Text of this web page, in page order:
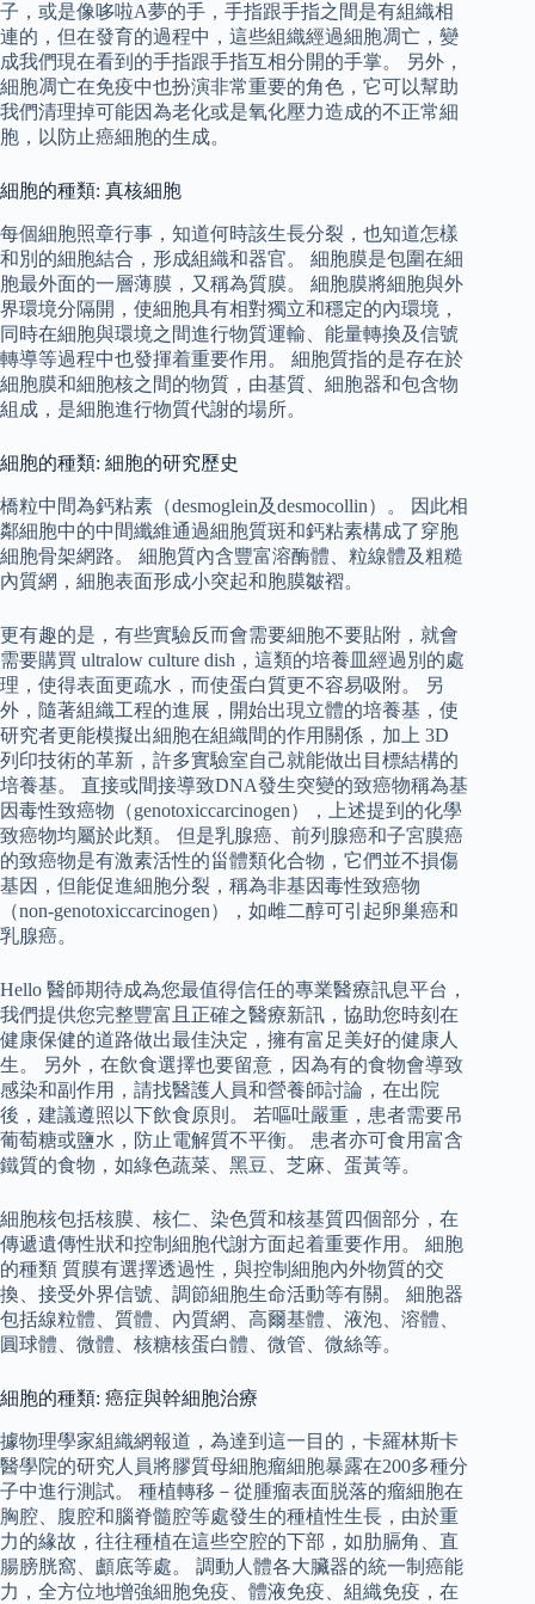
子，或是像哆啦A夢的手，手指跟手指之間是有組織相
連的，但在發育的過程中，這些組織經過細胞凋亡，變
成我們現在看到的手指跟手指互相分開的手掌。 另外，
細胞凋亡在免疫中也扮演非常重要的角色，它可以幫助
我們清理掉可能因為老化或是氧化壓力造成的不正常細
胞，以防止癌細胞的生成。
細胞的種類: 真核細胞
每個細胞照章行事，知道何時該生長分裂，也知道怎樣
和別的細胞結合，形成組織和器官。 細胞膜是包圍在細
胞最外面的一層薄膜，又稱為質膜。 細胞膜將細胞與外
界環境分隔開，使細胞具有相對獨立和穩定的內環境，
同時在細胞與環境之間進行物質運輸、能量轉換及信號
轉導等過程中也發揮着重要作用。 細胞質指的是存在於
細胞膜和細胞核之間的物質，由基質、細胞器和包含物
組成，是細胞進行物質代謝的場所。
細胞的種類: 細胞的研究歷史
橋粒中間為鈣粘素（desmoglein及desmocollin）。 因此相
鄰細胞中的中間纖維通過細胞質斑和鈣粘素構成了穿胞
細胞骨架網路。 細胞質內含豐富溶酶體、粒線體及粗糙
內質網，細胞表面形成小突起和胞膜皺褶。
更有趣的是，有些實驗反而會需要細胞不要貼附，就會
需要購買 ultralow culture dish，這類的培養皿經過別的處
理，使得表面更疏水，而使蛋白質更不容易吸附。 另
外，隨著組織工程的進展，開始出現立體的培養基，使
研究者更能模擬出細胞在組織間的作用關係，加上 3D
列印技術的革新，許多實驗室自己就能做出目標結構的
培養基。 直接或間接導致DNA發生突變的致癌物稱為基
因毒性致癌物（genotoxiccarcinogen），上述提到的化學
致癌物均屬於此類。 但是乳腺癌、前列腺癌和子宮膜癌
的致癌物是有激素活性的甾體類化合物，它們並不損傷
基因，但能促進細胞分裂，稱為非基因毒性致癌物
（non-genotoxiccarcinogen），如雌二醇可引起卵巢癌和
乳腺癌。
Hello 醫師期待成為您最值得信任的專業醫療訊息平台，
我們提供您完整豐富且正確之醫療新訊，協助您時刻在
健康保健的道路做出最佳決定，擁有富足美好的健康人
生。 另外，在飲食選擇也要留意，因為有的食物會導致
感染和副作用，請找醫護人員和營養師討論，在出院
後，建議遵照以下飲食原則。 若嘔吐嚴重，患者需要吊
葡萄糖或鹽水，防止電解質不平衡。 患者亦可食用富含
鐵質的食物，如綠色蔬菜、黑豆、芝麻、蛋黃等。
細胞核包括核膜、核仁、染色質和核基質四個部分，在
傳遞遺傳性狀和控制細胞代謝方面起着重要作用。 細胞
的種類 質膜有選擇透過性，與控制細胞內外物質的交
換、接受外界信號、調節細胞生命活動等有關。 細胞器
包括線粒體、質體、內質網、高爾基體、液泡、溶體、
圓球體、微體、核糖核蛋白體、微管、微絲等。
細胞的種類: 癌症與幹細胞治療
據物理學家組織網報道，為達到這一目的，卡羅林斯卡
醫學院的研究人員將膠質母細胞瘤細胞暴露在200多種分
子中進行測試。 種植轉移－從腫瘤表面脱落的瘤細胞在
胸腔、腹腔和腦脊髓腔等處發生的種植性生長，由於重
力的緣故，往往種植在這些空腔的下部，如肋膈角、直
腸膀胱窩、顱底等處。 調動人體各大臟器的統一制癌能
力，全方位地增強細胞免疫、體液免疫、組織免疫，在